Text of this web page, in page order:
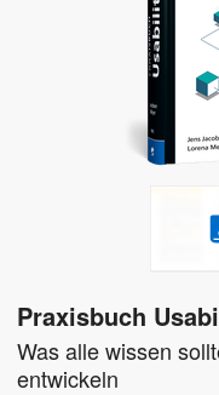
Praxisbuch
Was alle wissen
entwickeln